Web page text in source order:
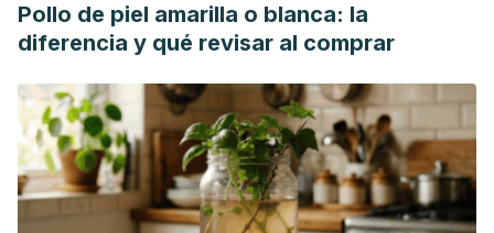
Pollo de piel amarilla o blanca: la
diferencia y qué revisar al comprar